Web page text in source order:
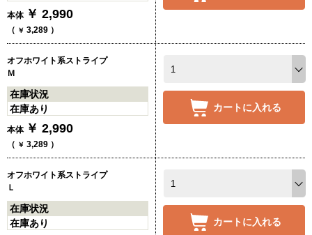
本体 ￥ 2,990
（ ￥ 3,289 ）
オフホワイト系ストライプ
Ｍ
在庫状況
在庫あり
本体 ￥ 2,990
（ ￥ 3,289 ）
カートに入れる
オフホワイト系ストライプ
Ｌ
在庫状況
在庫あり
カートに入れる